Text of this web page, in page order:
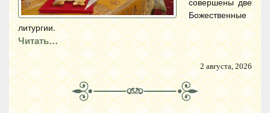
Божественные
литургии.
Читать…
2 августа, 2026